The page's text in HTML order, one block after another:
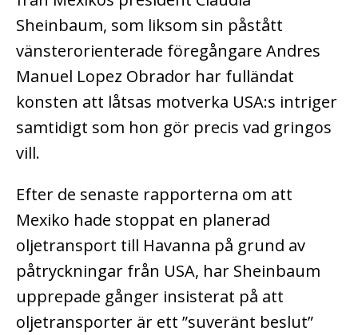
Sheinbaum, som liksom sin påstått
vänsterorienterade föregångare Andres
Manuel Lopez Obrador har fulländat
konsten att låtsas motverka USA:s intriger
samtidigt som hon gör precis vad gringos
vill.
Efter de senaste rapporterna om att
Mexiko hade stoppat en planerad
oljetransport till Havanna på grund av
påtryckningar från USA, har Sheinbaum
upprepade gånger insisterat på att
oljetransporter är ett ”suveränt beslut”